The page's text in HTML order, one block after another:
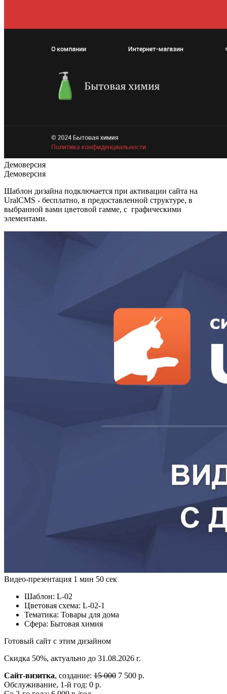
Демоверсия
Демоверсия
Шаблон дизайна подключается при активации сайта на
UralCMS - бесплатно, в предоставленной структуре, в
выбранной вами цветовой гамме, с графическими
элементами.
Видео-презентация 1 мин 50 сек
Шаблон: L-02
Цветовая схема: L-02-1
Тематика: Товары для дома
Сфера: Бытовая химия
Готовый сайт с этим дизайном
Скидка 50%, актуально до 31.08.2026 г.
Сайт-визитка, создание: 15 000 7 500 р.
Обслуживание, 1-й год: 0 р.